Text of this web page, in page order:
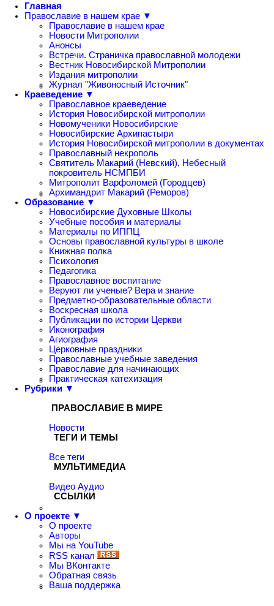
Главная
Православие в нашем крае ▼
Православие в нашем крае
Новости Митрополии
Анонсы
Встречи. Страничка православной молодежи
Вестник Новосибирской Митрополии
Издания митрополии
Журнал "Живоносный Источник"
Краеведение ▼
Православное краеведение
История Новосибирской митрополии
Новомученики Новосибирские
Новосибирские Архипастыри
История Новосибирской митрополии в документах
Православный некрополь
Святитель Макарий (Невский), Небесный
покровитель НСМПБИ
Митрополит Варфоломей (Городцев)
Архимандрит Макарий (Реморов)
Образование ▼
Новосибирские Духовные Школы
Учебные пособия и материалы
Материалы по ИППЦ
Основы православной культуры в школе
Книжная полка
Психология
Педагогика
Православное воспитание
Веруют ли ученые? Вера и знание
Предметно-образовательные области
Воскресная школа
Публикации по истории Церкви
Иконография
Агиография
Церковные праздники
Православные учебные заведения
Православие для начинающих
Практическая катехизация
Рубрики ▼
ПРАВОСЛАВИЕ В МИРЕ
Новости
ТЕГИ И ТЕМЫ
Все теги
МУЛЬТИМЕДИА
Видео Аудио
ССЫЛКИ
О проекте ▼
О проекте
Авторы
Мы на YouTube
RSS канал
Мы ВКонтакте
Обратная связь
Ваша поддержка